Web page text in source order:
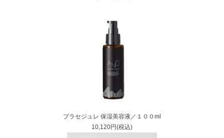
プラセジュレ 保湿美容液／１００ml
10,120円(税込)